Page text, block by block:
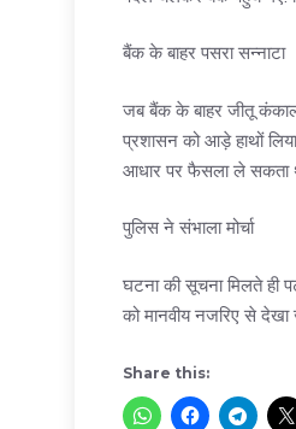
बैंक के बाहर पसरा सन्नाटा
जब बैंक के बाहर जीतू
प्रशासन को आड़े हाथों
आधार पर फैसला ले सकता
पुलिस ने संभाला मोर्चा
घटना की सूचना मिलते ही
को मानवीय नजरिए से देखा
Share this: